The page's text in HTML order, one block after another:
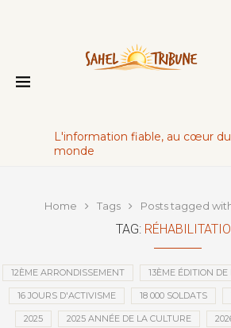
L'information fiable, au cœur du
monde
Home Tags Posts tagged
TAG:
12ÈME ARRONDISSEMENT 13ÈME ÉDITION
16 JOURS D'ACTIVISME 18 000 SOLDATS
2025 2025 ANNÉE DE LA CULTURE